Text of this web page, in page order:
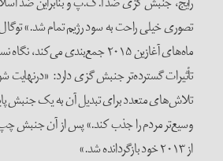
تصوری خیلی راحت به سود رژیم تمام شد.»
ماه‌های آغازین ۲۰۱۵ جمع‌بندی
تأثیرات گسترده‌تر جنبش گزی دارد: «درنهایت
تلاش‌های متعدد برای تبدیل آن به یک جنبش
وسیع‌تر مردم را جذب کند.» پس از آن جنبش چپ
از ۲۰۱۳ خود بازگردانده شد.»